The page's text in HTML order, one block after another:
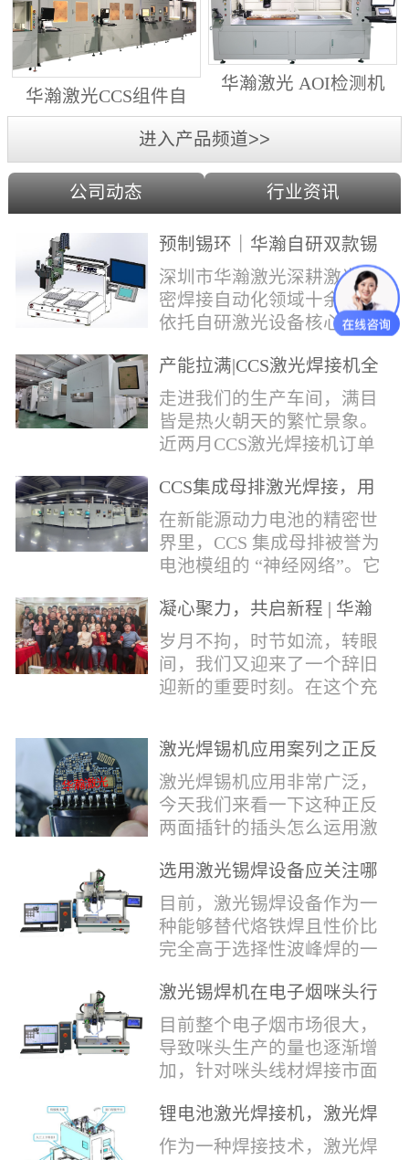
华瀚激光CCS组件自
动生产线（横向线）
华瀚激光 AOI检测机
（型号HA18DM6)
进入产品频道>>
公司动态 行业资讯
预制锡环｜华瀚自研双款锡
环机，实现焊点标准化量产
深圳市华瀚激光深耕激光精
密焊接自动化领域十余年，
依托自研激光设备核心技
环挤压成型机、多功能锡环
卷绕成型机，两套专业锡环
制备设备，预制标准化锡环
搭配激光定点熔锡工艺，从
方位解决精密电子量产焊接
痛点。预制锡环焊接工艺预
制锡环焊接工艺，核心优势
明显：1.锡料定量可控：锡
环设备提前卷绕/挤压成型，
每一枚锡环锡含量标准化，
激光一次性熔融，焊点大
小、锡厚高度统一...
产能拉满|CCS激光焊接机全
力量产冲刺
走进我们的生产车间，满目
皆是热火朝天的繁忙景象。
近两月CCS激光焊接机订单
和，全员火力全开，全力奔
赴交付节点，用硬核产能响
应市场需求，用严苛品质回
馈每一份客户信任。市场认
的技术、高效智能的生产优
势与零缺陷的品控标准，我
们的CCS激光焊接机持续斩
获大量订单，近两月产能全
开、排期紧凑，生产线有序
整机调试、性能检测到成品
CCS集成母排激光焊接，用
微米级工艺守护新能源电池
生命线
在新能源动力电池的精密世
界里，CCS 集成母排被誉为
电池模组的 “神经网络”。它
电，更承载着电压、温度信
号的实时采集，是连接电芯
与BMS电池管理系统的关键
桥梁。而连接这一切的，正
领域十余载，没有华丽的措
辞，只有最朴实的工艺呈
现，为客户解决实实在在的
落地生产难题。决定电池安
全的“微米关卡”随着新能源
汽车与储能市场爆发式增
凝心聚力，共启新程 | 华瀚
激光年度盛典
岁月不拘，时节如流，转眼
间，我们又迎来了一个辞旧
迎新的重要时刻。在这个充
堂，共同回顾了过去一年的
奋斗与辉煌，分享了成功的
喜悦，并对新的一年充满了
无限憧憬。回望过去，铭记
经理尹建中先生发表了振奋
人心的讲话。他首先对全体
员工在过去一年中的辛勤付
出和卓越贡献表示了最衷心
的感谢，并全面回顾了公司
在过去一年里取得的各项成
激光焊锡机应用案列之正反
两面插针焊接
激光焊锡机应用非常广泛，
今天我们来看一下这种正反
两面插针的插头怎么运用激
反两面都有插针的插头，其
焊接的方式还是有一定的难
点的，第一回流焊和自动烙
铁焊都不合适，因为对面一
会烫伤，在加上有干涉，烙
铁头不方便下去，目前在大
多数情况只能采用人工焊
接，目前人工成本贵，流动
性大，焊接的品质也难保
证。 但采用激光...
选用激光锡焊设备应关注哪
些方面
目前，激光锡焊设备作为一
种能够替代烙铁焊且性价比
完全高于选择性波峰焊的一
来越多的企业关注与使用，
那么在选择激光锡焊设备方
面应该关注哪几点哪？
其一，激光锡焊接设备上
动力核心部件，激光器肯定
是锡焊接设备最至关重要的
一环。目前作为激光锡焊接
激光锡焊机在电子烟咪头行
业的应用
目前整个电子烟市场很大，
导致咪头生产的量也逐渐增
加，针对咪头线材焊接市面
统烙铁焊接，优势价格便
宜，咪头焊接自动化生产线
锂电池激光焊接机，激光焊
锡机厂家如何选？
作为一种焊接技术，激光焊